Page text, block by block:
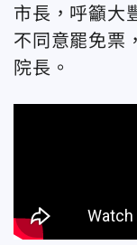
市長，呼籲大
不同意罷免票
院長。